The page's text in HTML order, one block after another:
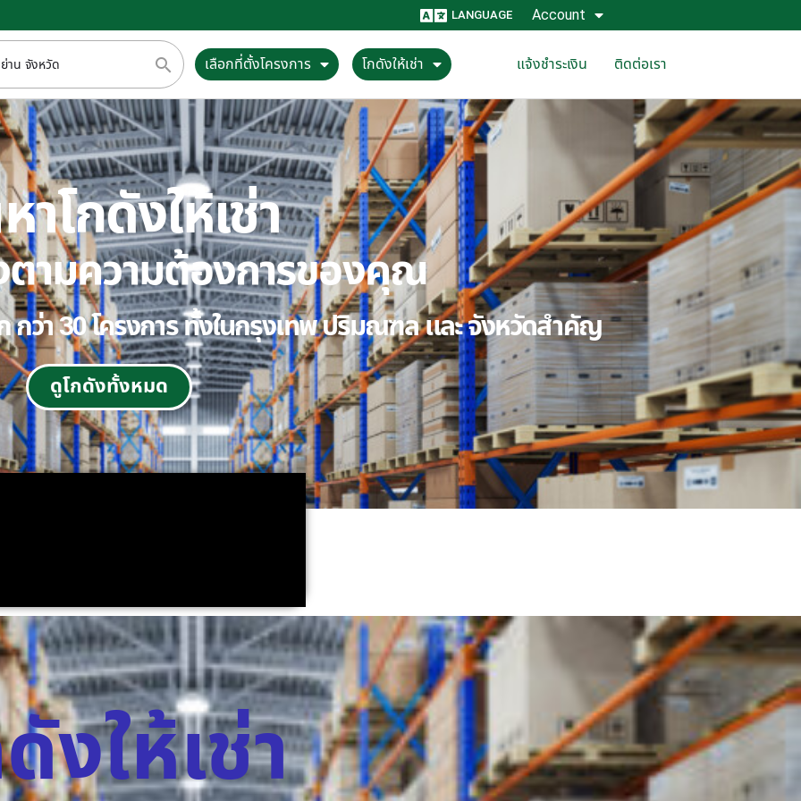
LANGUAGE Account
เลือกที่ตั้งโครงการ โกดังให้เช่า แจ้งชำระเงิน ติดต่อเรา
โกดังให้เช่า
ตามความต้องการของคุณ
กว่า 30 โครงการ ทั้งในกรุงเทพ ปริมณฑล และ จังหวัดสำคัญ
ดูโกดังทั้งหมด
งให้เช่า